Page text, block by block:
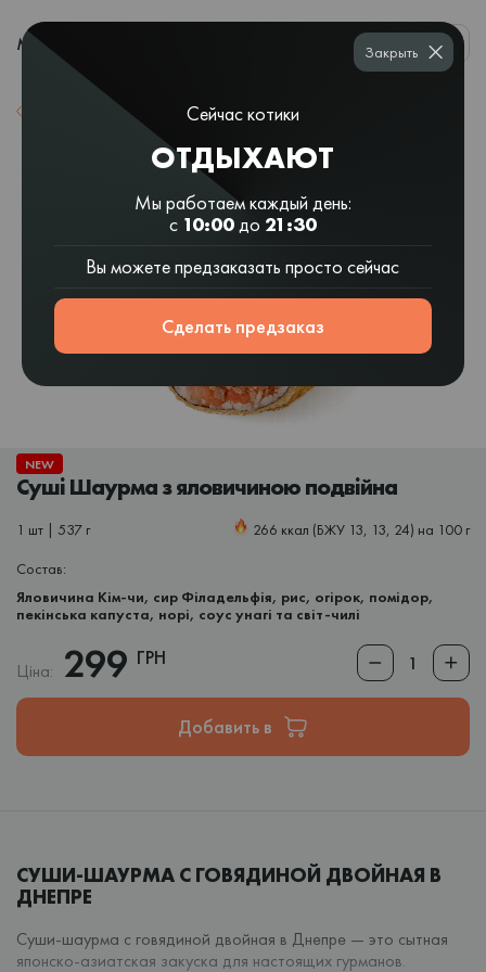
МЕНЮ 0
Назад к списку
NEW
Суші Шаурма з яловичиною подвійна
1 шт | 537 г 266 ккал (БЖУ 13, 13, 24) на 100 г
Состав:
Яловичина Кім-чи, сир Філадельфія, рис, огірок, помідор,
пекінська капуста, норі, соус унагі та світ-чилі
Ціна: 299 ГРН
Добавить в
СУШИ‑ШАУРМА С ГОВЯДИНОЙ ДВОЙНАЯ В
ДНЕПРЕ
Суши‑шаурма с говядиной двойная в Днепре — это сытная
японско-азиатская закуска для настоящих гурманов.
Сейчас котики
ОТДЫХАЮТ
Мы работаем каждый день:
с 10:00до 21:30
Вы можете предзаказать просто сейчас
Сделать предзаказ
Закрыть